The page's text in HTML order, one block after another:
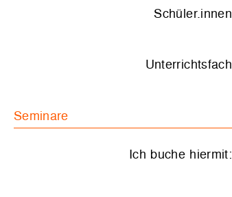
Schüler.innen
Unterrichtsfach
Seminare
Ich buche hiermit: